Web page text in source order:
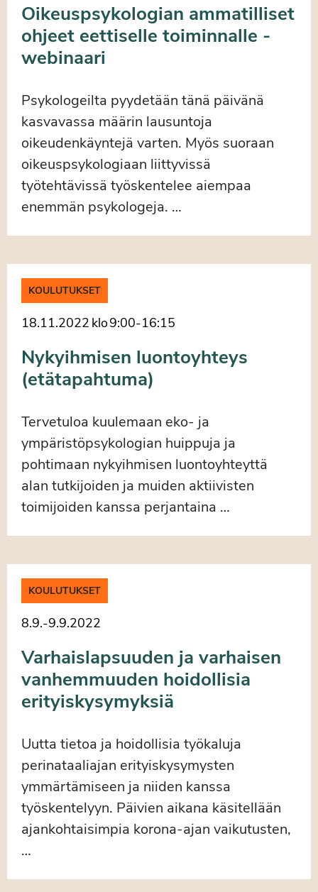
Oikeuspsykologian ammatilliset
ohjeet eettiselle toiminnalle -
webinaari
Psykologeilta pyydetään tänä päivänä
kasvavassa määrin lausuntoja
oikeudenkäyntejä varten. Myös suoraan
oikeuspsykologiaan liittyvissä
työtehtävissä työskentelee aiempaa
enemmän psykologeja. …
KOULUTUKSET
18.11.2022 klo9:00-16:15
Nykyihmisen luontoyhteys
(etätapahtuma)
Tervetuloa kuulemaan eko- ja
ympäristöpsykologian huippuja ja
pohtimaan nykyihmisen luontoyhteyttä
alan tutkijoiden ja muiden aktiivisten
toimijoiden kanssa perjantaina …
KOULUTUKSET
8.9.-9.9.2022
Varhaislapsuuden ja varhaisen
vanhemmuuden hoidollisia
erityiskysymyksiä
Uutta tietoa ja hoidollisia työkaluja
perinataaliajan erityiskysymysten
ymmärtämiseen ja niiden kanssa
työskentelyyn. Päivien aikana käsitellään
ajankohtaisimpia korona-ajan vaikutusten,
…